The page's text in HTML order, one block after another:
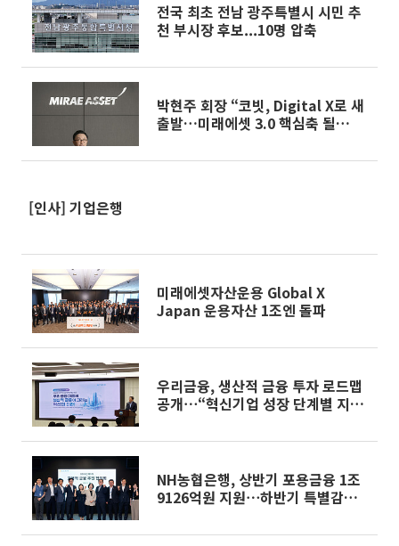
전국 최초 전남 광주특별시 시민 추
천 부시장 후보...10명 압축
박현주 회장 “코빗, Digital X로 새
출발…미래에셋 3.0 핵심축 될
[인사] 기업은행
미래에셋자산운용 Global X
Japan 운용자산 1조엔 돌파
우리금융, 생산적 금융 투자 로드맵
공개⋯“혁신기업 성장 단계별 지
NH농협은행, 상반기 포용금융 1조
9126억원 지원⋯하반기 특별감면